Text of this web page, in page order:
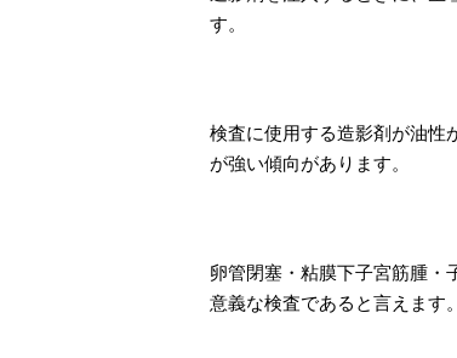
す。
検査に使用する造影剤が油性
が強い傾向があります。
卵管閉塞・粘膜下子宮筋腫・
意義な検査であると言えます。